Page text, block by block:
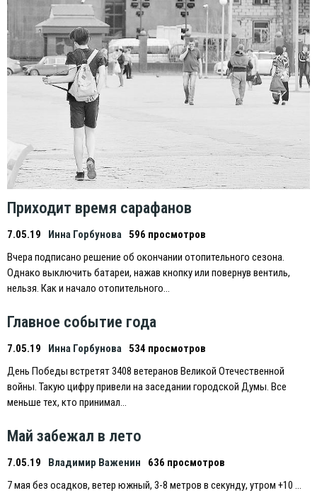
Приходит время сарафанов
7.05.19 Инна Горбунова 596 просмотров
Вчера подписано решение об окончании отопительного сезона.
Однако выключить батареи, нажав кнопку или повернув вентиль,
нельзя. Как и начало отопительного…
Главное событие года
7.05.19 Инна Горбунова 534 просмотров
День Победы встретят 3408 ветеранов Великой Отечественной
войны. Такую цифру привели на заседании городской Думы. Все
меньше тех, кто принимал…
Май забежал в лето
7.05.19 Владимир Важенин
636 просмотров
7 мая без осадков, ветер южный, 3-8 метров в секунду, утром +10 …